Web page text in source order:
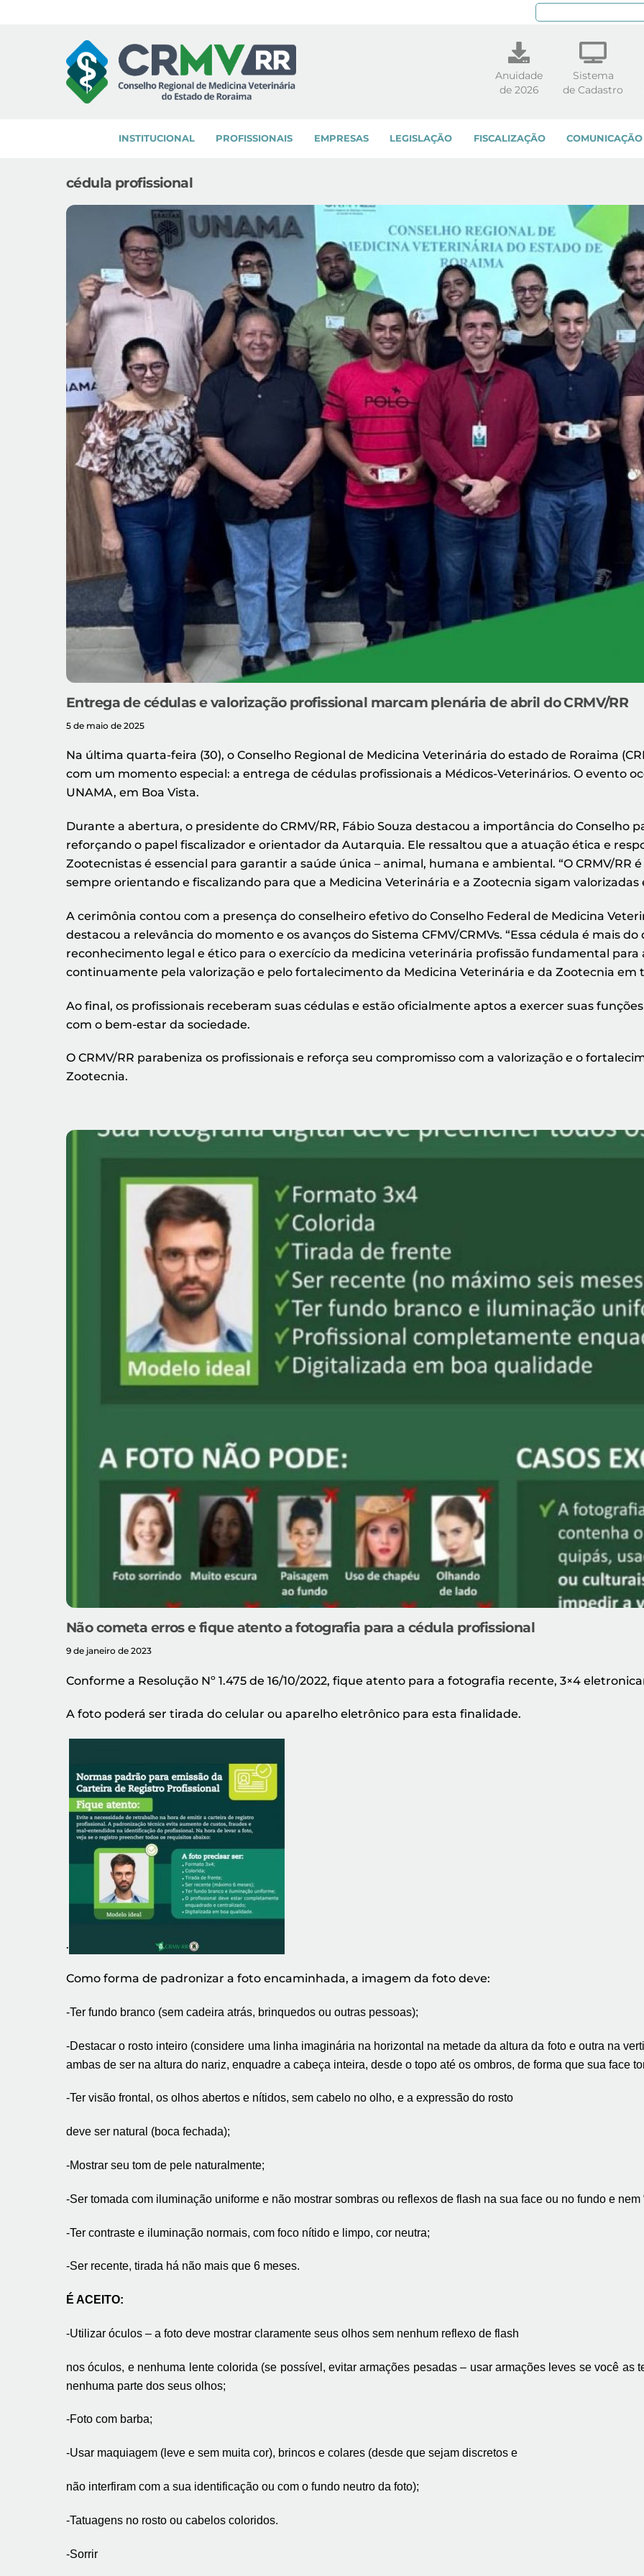
INSTITUCIONAL PROFISSIONAIS EMPRESAS LEGISLAÇÃO FISCALIZAÇÃO COMUNICAÇÃO
Anuidade
de 2026
Sistema
de Cadastro
cédula profissional
Entrega de cédulas e valorização profissional marcam plenária de abril do CRMV/RR
5 de maio de 2025
Na última quarta-feira (30), o Conselho Regional de Medicina Veterinária do estado de Roraima
com um momento especial: a entrega de cédulas profissionais a Médicos-Veterinários. O evento
UNAMA, em Boa Vista.
Durante a abertura, o presidente do CRMV/RR, Fábio Souza destacou a importância do Conselho
reforçando o papel fiscalizador e orientador da Autarquia. Ele ressaltou que a atuação ética e
Zootecnistas é essencial para garantir a saúde única – animal, humana e ambiental. “O CRMV/RR
sempre orientando e fiscalizando para que a Medicina Veterinária e a Zootecnia sigam valorizadas
A cerimônia contou com a presença do conselheiro efetivo do Conselho Federal de Medicina
destacou a relevância do momento e os avanços do Sistema CFMV/CRMVs. “Essa cédula é mais
reconhecimento legal e ético para o exercício da medicina veterinária profissão fundamental para
continuamente pela valorização e pelo fortalecimento da Medicina Veterinária e da Zootecnia em
Ao final, os profissionais receberam suas cédulas e estão oficialmente aptos a exercer suas
com o bem-estar da sociedade.
O CRMV/RR parabeniza os profissionais e reforça seu compromisso com a valorização e o
Zootecnia.
Não cometa erros e fique atento a fotografia para a cédula profissional
9 de janeiro de 2023
Conforme a Resolução Nº 1.475 de 16/10/2022, fique atento para a fotografia recente, 3×4
A foto poderá ser tirada do celular ou aparelho eletrônico para esta finalidade.
.
Como forma de padronizar a foto encaminhada, a imagem da foto deve:
-Ter fundo branco (sem cadeira atrás, brinquedos ou outras pessoas);
-Destacar o rosto inteiro (considere uma linha imaginária na horizontal na metade da altura da foto e outra na
ambas de ser na altura do nariz, enquadre a cabeça inteira, desde o topo até os ombros, de forma que sua face
-Ter visão frontal, os olhos abertos e nítidos, sem cabelo no olho, e a expressão do rosto
deve ser natural (boca fechada);
-Mostrar seu tom de pele naturalmente;
-Ser tomada com iluminação uniforme e não mostrar sombras ou reflexos de flash na sua face ou no fundo e nem
-Ter contraste e iluminação normais, com foco nítido e limpo, cor neutra;
-Ser recente, tirada há não mais que 6 meses.
É ACEITO:
-Utilizar óculos – a foto deve mostrar claramente seus olhos sem nenhum reflexo de flash
nos óculos, e nenhuma lente colorida (se possível, evitar armações pesadas – usar armações leves se você as
nenhuma parte dos seus olhos;
-Foto com barba;
-Usar maquiagem (leve e sem muita cor), brincos e colares (desde que sejam discretos e
não interfiram com a sua identificação ou com o fundo neutro da foto);
-Tatuagens no rosto ou cabelos coloridos.
-Sorrir